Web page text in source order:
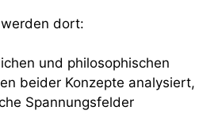
dort:
und philosophischen
beider Konzepte analysiert,
Spannungsfelder